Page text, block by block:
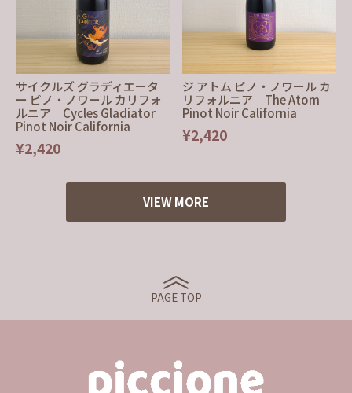
サイクルズ グラディエータ
ー ピノ・ノワール カリフォ
ルニア Cycles Gladiator
Pinot Noir California
¥2,420
ジ アトム ピノ・ノワール カ
リフォルニア The Atom
Pinot Noir California
¥2,420
VIEW MORE
PAGE TOP